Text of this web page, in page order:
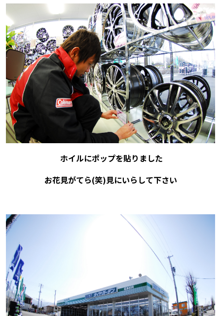
ホイルにポップを貼りました
お花見がてら(笑)見にいらして下さい